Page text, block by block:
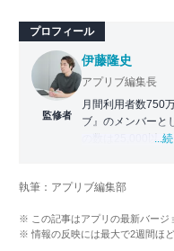
プロフィール
監修者
伊藤隆史
アプリブ編集長
月間利用者数750
ブ』のメンバーと
の数は25,000以
化アプリの紹介）
スマホアプリ）他
...
執筆：アプリブ編集部
※ この記事はアプリの最新バージ
※ 情報の反映には最大で2週間ほ